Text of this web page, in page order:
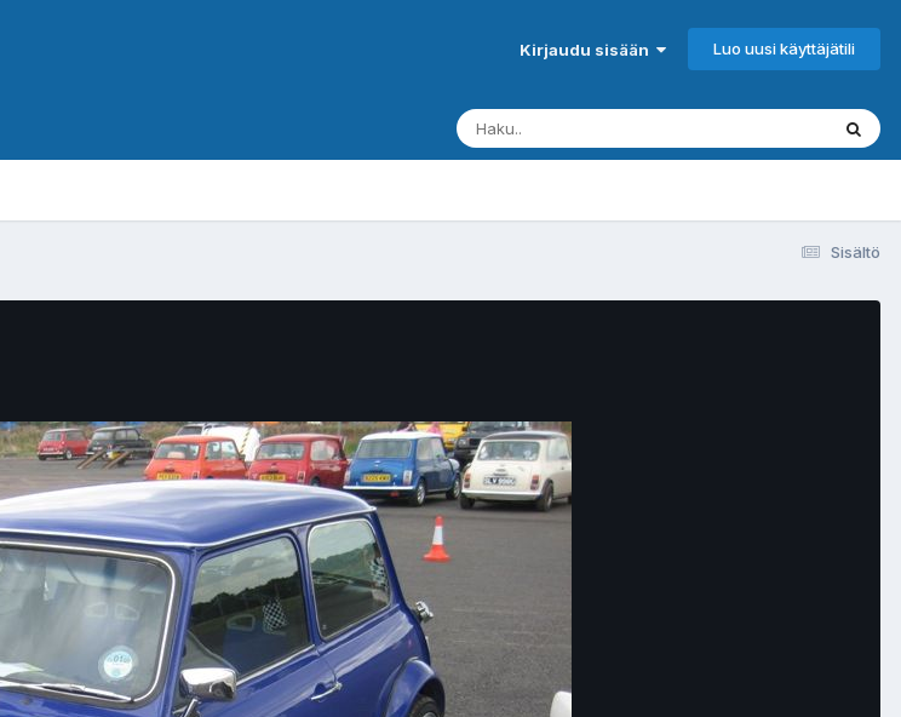
Kirjaudu sisään Luo uusi käyttäjätili
Sisältö